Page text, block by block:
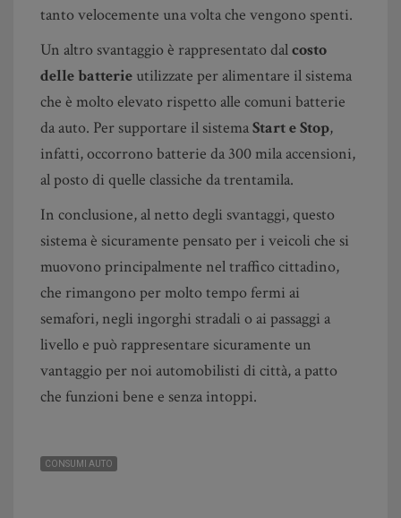
tanto velocemente una volta che vengono spenti.
Un altro svantaggio è rappresentato dalcosto
delle batterie utilizzate per alimentare il sistema
che è molto elevato rispetto alle comuni batterie
da auto. Per supportare il sistemaStart e Stop,
infatti, occorrono batterie da 300 mila accensioni,
al posto di quelle classiche da trentamila.
In conclusione, al netto degli svantaggi, questo
sistema è sicuramente pensato per i veicoli che si
muovono principalmente nel traffico cittadino,
che rimangono per molto tempo fermi ai
semafori, negli ingorghi stradali o ai passaggi a
livello e può rappresentare sicuramente un
vantaggio per noi automobilisti di città, a patto
che funzioni bene e senza intoppi.
CONSUMI AUTO